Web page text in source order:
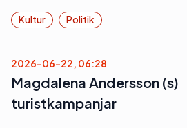
Kultur Politik
2026-06-22, 06:28
Magdalena Andersson (s)
turistkampanjar